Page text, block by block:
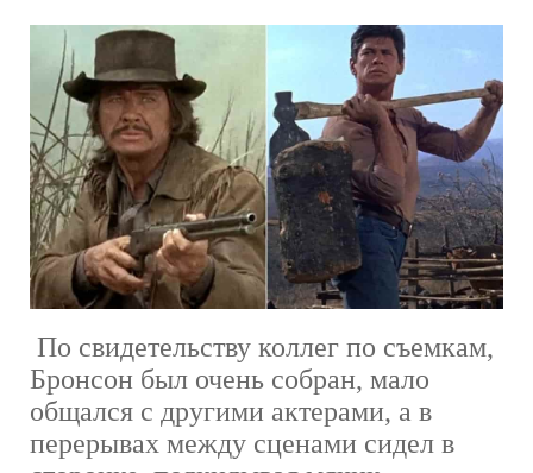
По свидетельству коллег по съемкам,
Бронсон был очень собран, мало
общался с другими актерами, а в
перерывах между сценами сидел в